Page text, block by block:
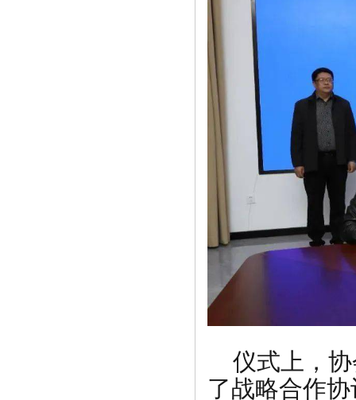
仪式上，
了战略合作